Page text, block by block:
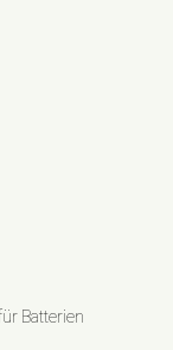
Batterien